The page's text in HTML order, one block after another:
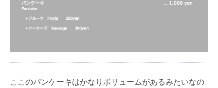
ここのパンケーキはかなりボリュームがあるみたいなの